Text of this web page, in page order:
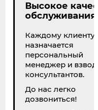
Высокое
обслуживания
Каждому клиенту
назначается
персональный
менеджер и взвод
консультантов.
До нас легко
дозвониться!